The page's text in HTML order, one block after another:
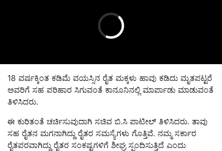
18 ವರ್ಷಕ್ಕಿಂತ ಕಡಿಮೆ ವಯಸ್ಸಿನ ರೈತ ಮಕ್ಕಳು ಹಾವು ಕಡಿದು ಮೃತಪಟ್ಟರೆ
ಅವರಿಗೆ ಸಹ ಪರಿಹಾರ ಸಿಗುವಂತೆ ಕಾನೂನಿನಲ್ಲಿ ಮಾರ್ಪಾಡು ಮಾಡುವಂತೆ
ತಿಳಿಸಿದರು.
ಈ ಕುರಿತಂತೆ ಚರ್ಚಿಸುವುದಾಗಿ ಸಚಿವ ಬಿ.ಸಿ ಪಾಟೀಲ್ ತಿಳಿಸಿದರು. ತಾವು
ಸಹ ರೈತನ ಮಗನಾಗಿದ್ದು ರೈತರ ಸಮಸ್ಯೆಗಳು ಗೊತ್ತಿವೆ. ನಮ್ಮ ಸರ್ಕಾರ
ರೈತಪರವಾಗಿದ್ದು ರೈತರ ಸಂಕಷ್ಟಗಳಿಗೆ ಶೀಘ್ರ ಸ್ಪಂದಿಸುತ್ತಿದೆ ಎಂದು